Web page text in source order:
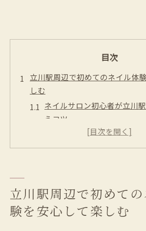
目次
立川駅周辺で初めてのネイル体
しむ
ネイルサロン初心者が立川
うコツ
立川駅近くのネイルサロン
い方法
立川駅のネイルサロンで快
ント
初めて立川駅でネイルサロン
立川駅周辺で初めて
験を安心して楽しむ